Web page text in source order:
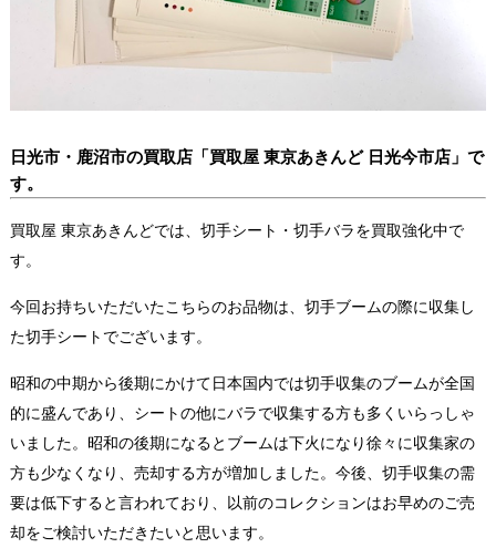
日光市・鹿沼市の買取店「買取屋 東京あきんど 日光今市店」で
す。
買取屋 東京あきんどでは、切手シート・切手バラを買取強化中で
す。
今回お持ちいただいたこちらのお品物は、切手ブームの際に収集し
た切手シートでございます。
昭和の中期から後期にかけて日本国内では切手収集のブームが全国
的に盛んであり、シートの他にバラで収集する方も多くいらっしゃ
いました。昭和の後期になるとブームは下火になり徐々に収集家の
方も少なくなり、売却する方が増加しました。今後、切手収集の需
要は低下すると言われており、以前のコレクションはお早めのご売
却をご検討いただきたいと思います。